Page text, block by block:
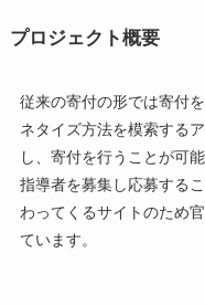
プロジェクト概要
従来の寄付の形では寄付
ネタイズ方法を模索する
し、寄付を行うことが可
指導者を募集し応募する
わってくるサイトのため
ています。